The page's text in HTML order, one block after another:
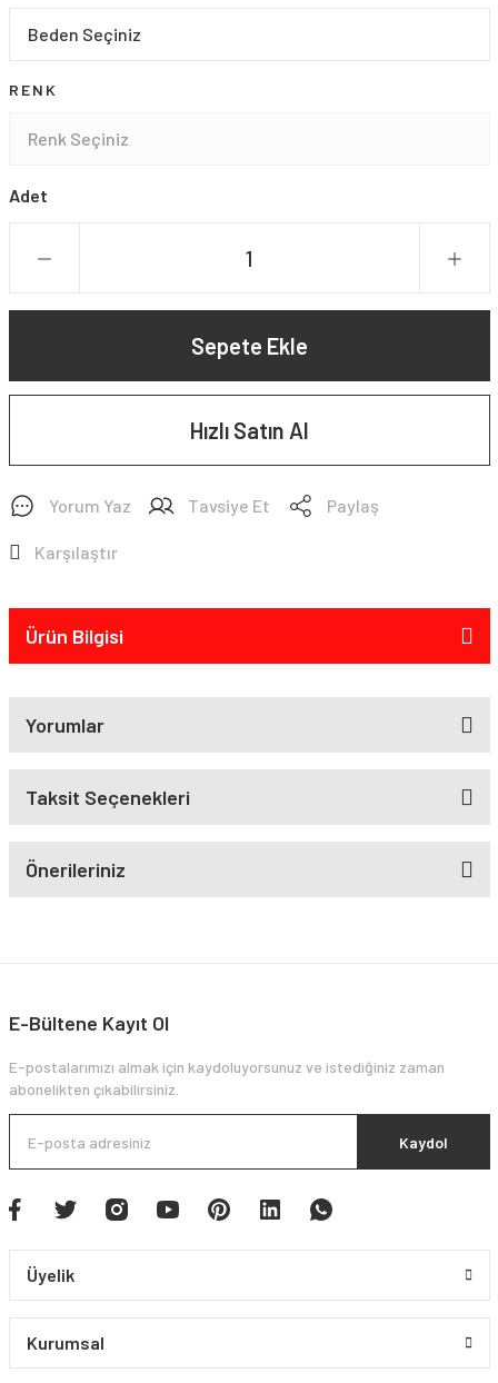
RENK
Adet
Sepete Ekle
Hızlı Satın Al
Yorum Yaz Tavsiye Et Paylaş
Karşılaştır
Ürün Bilgisi
Yorumlar
Taksit Seçenekleri
Önerileriniz
E-Bültene Kayıt Ol
E-postalarımızı almak için kaydoluyorsunuz ve istediğiniz zaman
abonelikten çıkabilirsiniz.
Kaydol
Üyelik
Kurumsal